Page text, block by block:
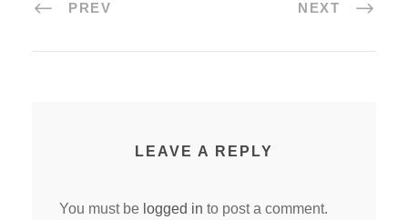
PREV NEXT
LEAVE A REPLY
You must be logged in to post a comment.